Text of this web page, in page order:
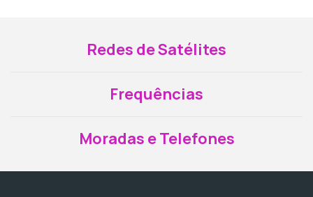
Redes de Satélites
Frequências
Moradas e Telefones